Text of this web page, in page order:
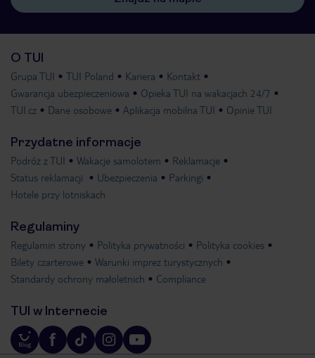
O TUI
Grupa TUI TUI Poland Kariera
Kontakt
Gwarancja ubezpieczeniowa
Opieka TUI na wakacjach 24/7
TUI.cz
Dane osobowe Aplikacja mobilna TUI Opinie TUI
Przydatne informacje
Podróż z TUI Wakacje samolotem
Reklamacje
Status reklamacji
Ubezpieczenia
Parkingi
Hotele przy lotniskach
Regulaminy
Regulamin strony Polityka prywatności
Polityka cookies
Bilety czarterowe
Warunki imprez turystycznych
Standardy ochrony małoletnich
Compliance
TUI w Internecie